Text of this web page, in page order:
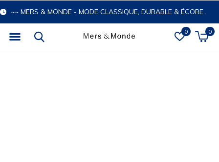
0 0
~~ MERS & MONDE - MODE CLASSIQUE, DURABLE & ÉCORESPONSABLE